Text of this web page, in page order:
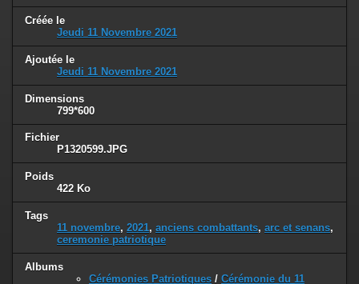
Créée le
Jeudi 11 Novembre 2021
Ajoutée le
Jeudi 11 Novembre 2021
Dimensions
799*600
Fichier
P1320599.JPG
Poids
422 Ko
Tags
11 novembre, 2021, anciens combattants, arc et senans,
ceremonie patriotique
Albums
Cérémonies Patriotiques / Cérémonie du 11